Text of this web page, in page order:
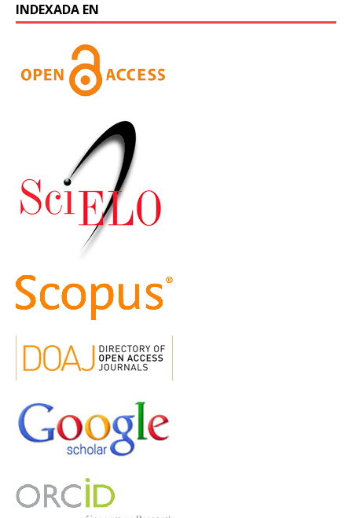
INDEXADA EN